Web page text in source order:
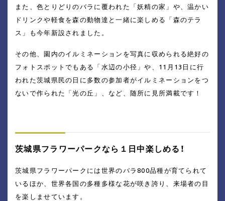
また、色とりどりのバラに覆われた「妖精の家」や、温かい
ドリンクや軽食を森の動物達と一緒に楽しめる「森のテラ
ス」も今年新設されました。
その他、園内のイルミネーションを写真に収められる絶好の
フォトスポットでもある「水辺の小径」や、11月13日に行
われた茨城県民の日に多数の参加者がイルミネーションをつ
ないで作られた「光の丘」、など、随所に見所満載です！
茨城県フラワーパークなら１日中楽しめる！
茨城県フラワーパークには世界のバラ800品種が育てられて
いるほか、世界各国の多種多様な花が咲き誇り、来場者の目
を楽しませています。